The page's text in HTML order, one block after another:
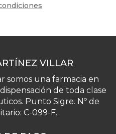
VILLAR
somos una farmacia en
de toda clase
Punto Sigre. Nº de
C-099-F.